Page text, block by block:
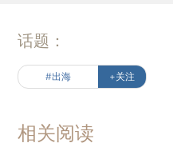
话题：
#出海 +关注
相关阅读